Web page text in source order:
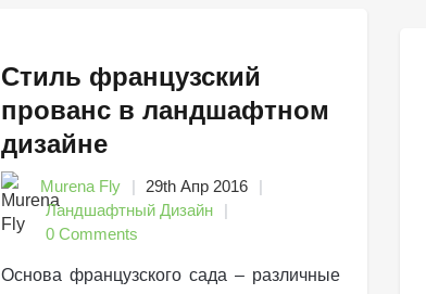
Стиль французский
прованс в ландшафтном
дизайне
Murena Fly
29th Апр 2016
Ландшафтный Дизайн
0 Comments
Основа французского сада – различные